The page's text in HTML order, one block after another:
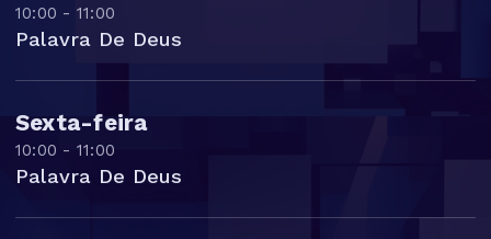
10:00 - 11:00
Palavra De Deus
Sexta-feira
10:00 - 11:00
Palavra De Deus